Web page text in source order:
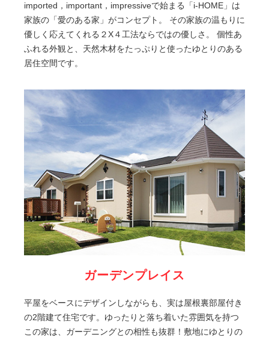
imported，important，impressiveで始まる「i-HOME」は
家族の「愛のある家」がコンセプト。 その家族の温もりに
優しく応えてくれる２X４工法ならではの優しさ。 個性あ
ふれる外観と、天然木材をたっぷりと使ったゆとりのある
居住空間です。
ガーデンプレイス
平屋をベースにデザインしながらも、実は屋根裏部屋付き
の2階建て住宅です。ゆったりと落ち着いた雰囲気を持つ
この家は、ガーデニングとの相性も抜群！敷地にゆとりの